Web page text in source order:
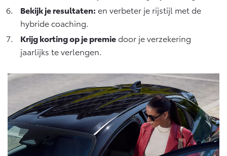
Bekijk je resultaten: en verbeter je rijstijl met de
hybride coaching.
Krijg korting op je premiedoor je verzekering
jaarlijks te verlengen.